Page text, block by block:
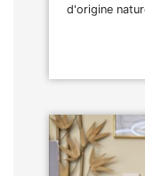
d'origine